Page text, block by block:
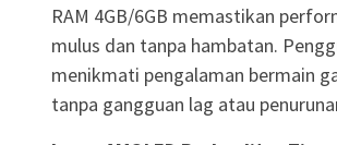
RAM 4GB/6GB memastikan
mulus dan tanpa hambatan.
menikmati pengalaman bermain
tanpa gangguan lag atau